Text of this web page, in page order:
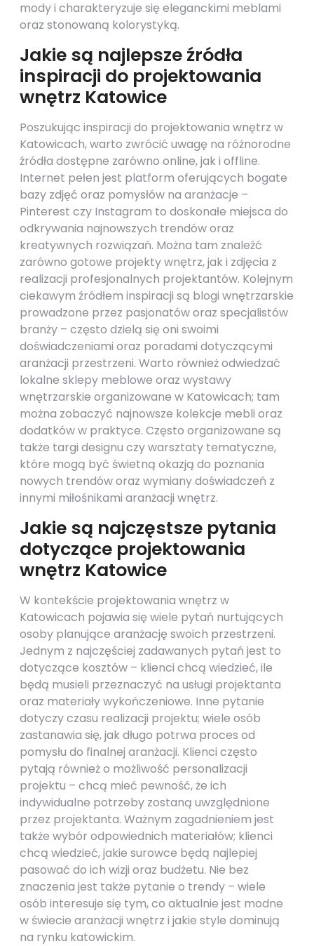
mody i charakteryzuje się eleganckimi meblami
oraz stonowaną kolorystyką.
Jakie są najlepsze źródła
inspiracji do projektowania
wnętrz Katowice
Poszukując inspiracji do projektowania wnętrz w
Katowicach, warto zwrócić uwagę na różnorodne
źródła dostępne zarówno online, jak i offline.
Internet pełen jest platform oferujących bogate
bazy zdjęć oraz pomysłów na aranżacje –
Pinterest czy Instagram to doskonałe miejsca do
odkrywania najnowszych trendów oraz
kreatywnych rozwiązań. Można tam znaleźć
zarówno gotowe projekty wnętrz, jak i zdjęcia z
realizacji profesjonalnych projektantów. Kolejnym
ciekawym źródłem inspiracji są blogi wnętrzarskie
prowadzone przez pasjonatów oraz specjalistów
branży – często dzielą się oni swoimi
doświadczeniami oraz poradami dotyczącymi
aranżacji przestrzeni. Warto również odwiedzać
lokalne sklepy meblowe oraz wystawy
wnętrzarskie organizowane w Katowicach; tam
można zobaczyć najnowsze kolekcje mebli oraz
dodatków w praktyce. Często organizowane są
także targi designu czy warsztaty tematyczne,
które mogą być świetną okazją do poznania
nowych trendów oraz wymiany doświadczeń z
innymi miłośnikami aranżacji wnętrz.
Jakie są najczęstsze pytania
dotyczące projektowania
wnętrz Katowice
W kontekście projektowania wnętrz w
Katowicach pojawia się wiele pytań nurtujących
osoby planujące aranżację swoich przestrzeni.
Jednym z najczęściej zadawanych pytań jest to
dotyczące kosztów – klienci chcą wiedzieć, ile
będą musieli przeznaczyć na usługi projektanta
oraz materiały wykończeniowe. Inne pytanie
dotyczy czasu realizacji projektu; wiele osób
zastanawia się, jak długo potrwa proces od
pomysłu do finalnej aranżacji. Klienci często
pytają również o możliwość personalizacji
projektu – chcą mieć pewność, że ich
indywidualne potrzeby zostaną uwzględnione
przez projektanta. Ważnym zagadnieniem jest
także wybór odpowiednich materiałów; klienci
chcą wiedzieć, jakie surowce będą najlepiej
pasować do ich wizji oraz budżetu. Nie bez
znaczenia jest także pytanie o trendy – wiele
osób interesuje się tym, co aktualnie jest modne
w świecie aranżacji wnętrz i jakie style dominują
na rynku katowickim.